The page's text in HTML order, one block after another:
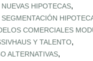
HIPOTECAS,
COMERCIALES
Y TALENTO,
ALTERNATIVAS,